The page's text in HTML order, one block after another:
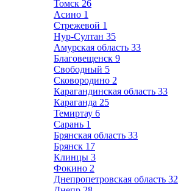
Томск 26
Асино 1
Стрежевой 1
Нур-Султан 35
Амурская область 33
Благовещенск 9
Свободный 5
Сковородино 2
Карагандинская область 33
Караганда 25
Темиртау 6
Сарань 1
Брянская область 33
Брянск 17
Клинцы 3
Фокино 2
Днепропетровская область 32